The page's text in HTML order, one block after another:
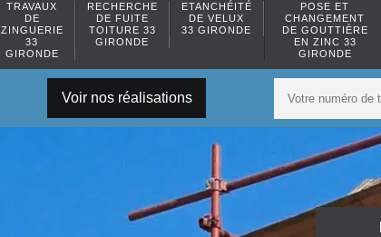
TRAVAUX
DE
ZINGUERIE
33
GIRONDE
RECHERCHE
DE FUITE
TOITURE 33
GIRONDE
ETANCHÉITÉ
DE VELUX
33 GIRONDE
POSE ET
CHANGEMENT
DE GOUTTIÈRE
EN ZINC 33
GIRONDE
Voir nos réalisations